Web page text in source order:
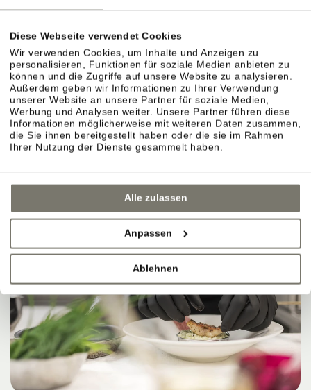
Diese Webseite verwendet Cookies
Wir verwenden Cookies, um Inhalte und Anzeigen zu
personalisieren, Funktionen für soziale Medien anbieten zu
können und die Zugriffe auf unsere Website zu analysieren.
Außerdem geben wir Informationen zu Ihrer Verwendung
unserer Website an unsere Partner für soziale Medien,
Werbung und Analysen weiter. Unsere Partner führen diese
Informationen möglicherweise mit weiteren Daten zusammen,
die Sie ihnen bereitgestellt haben oder die sie im Rahmen
Ihrer Nutzung der Dienste gesammelt haben.
Alle zulassen
Anpassen
Ablehnen